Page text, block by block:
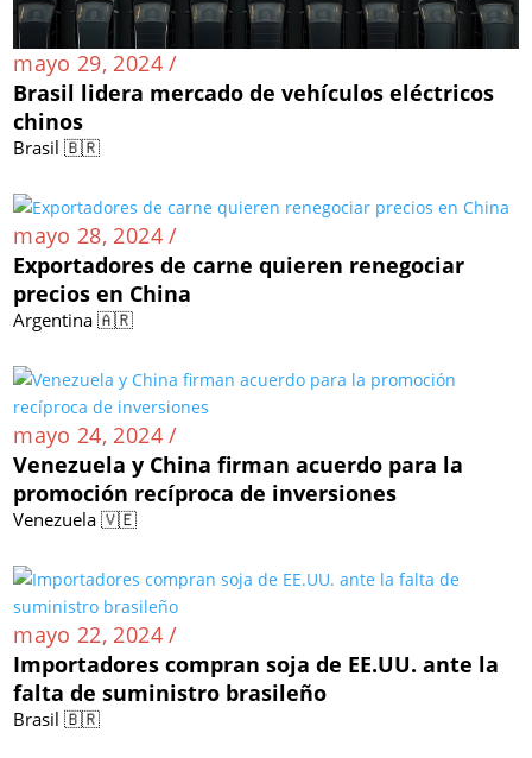
mayo 29, 2024 /
Brasil lidera mercado de vehículos eléctricos
chinos
Brasil 🇧🇷
mayo 28, 2024 /
Exportadores de carne quieren renegociar
precios en China
Argentina 🇦🇷
mayo 24, 2024 /
Venezuela y China firman acuerdo para la
promoción recíproca de inversiones
Venezuela 🇻🇪
mayo 22, 2024 /
Importadores compran soja de EE.UU. ante la
falta de suministro brasileño
Brasil 🇧🇷